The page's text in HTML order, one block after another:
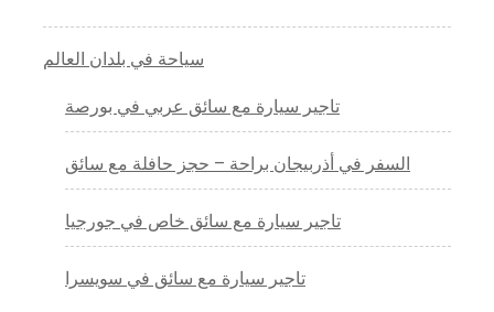
سياحة في بلدان العالم
تاجير سيارة مع سائق عربي في بورصة
السفر في أذربيجان براحة – حجز حافلة مع سائق
تاجير سيارة مع سائق خاص في جورجيا
تاجير سيارة مع سائق في سويسرا